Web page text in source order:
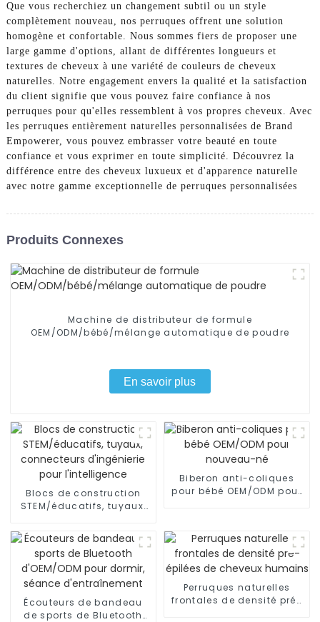
Que vous recherchiez un changement subtil ou un style
complètement nouveau, nos perruques offrent une solution
homogène et confortable. Nous sommes fiers de proposer une
large gamme d'options, allant de différentes longueurs et
textures de cheveux à une variété de couleurs de cheveux
naturelles. Notre engagement envers la qualité et la satisfaction
du client signifie que vous pouvez faire confiance à nos
perruques pour qu'elles ressemblent à vos propres cheveux. Avec
les perruques entièrement naturelles personnalisées de Brand
Empowerer, vous pouvez embrasser votre beauté en toute
confiance et vous exprimer en toute simplicité. Découvrez la
différence entre des cheveux luxueux et d'apparence naturelle
avec notre gamme exceptionnelle de perruques personnalisées
Produits Connexes
Machine de distributeur de formule
OEM/ODM/bébé/mélange automatique de poudre
En savoir plus
Blocs de construction
STEM/éducatifs, tuyaux,
pour l'intelligence
Biberon anti-coliques
pour bébé OEM/ODM pour
Écouteurs de bandeau
de sports de Bluetooth
Perruques naturelles
frontales de densité pré-